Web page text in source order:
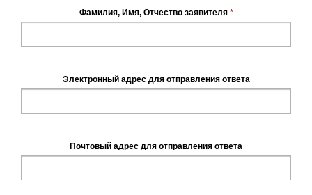
Фамилия, Имя, Отчество заявителя *
Электронный адрес для отправления ответа
Почтовый адрес для отправления ответа